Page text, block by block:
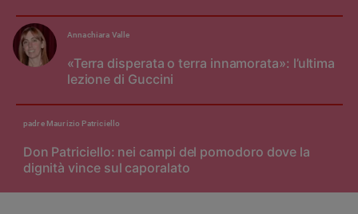
«Terra disperata o terra innamorata»: l’ultima
lezione di Guccini
Annachiara Valle
Don Patriciello: nei campi del pomodoro dove la
dignità vince sul caporalato
padre Maurizio Patriciello